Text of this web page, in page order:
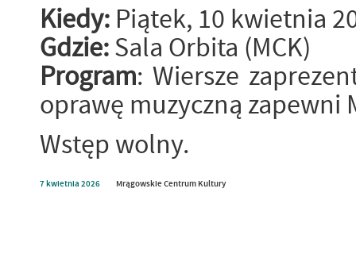
Kiedy: Piątek, 10 kwietnia
Gdzie:Sala Orbita (MCK)
Program: Wiersze
oprawę muzyczną zapewni
Wstęp wolny.
7kwietnia 2026 Mrągowskie Centrum Kultury